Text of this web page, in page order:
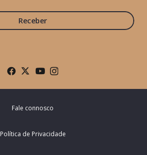
Receber
Fale connosco
Política de Privacidade